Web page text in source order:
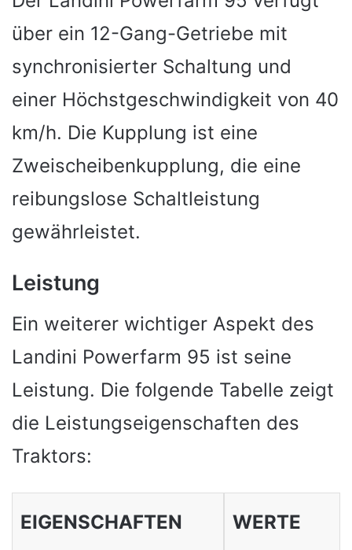
über ein 12-Gang-Getriebe mit
synchronisierter Schaltung und
einer Höchstgeschwindigkeit von 40
km/h. Die Kupplung ist eine
Zweischeibenkupplung, die eine
reibungslose Schaltleistung
gewährleistet.
Leistung
Ein weiterer wichtiger Aspekt des
Landini Powerfarm 95 ist seine
Leistung. Die folgende Tabelle zeigt
die Leistungseigenschaften des
Traktors:
EIGENSCHAFTEN WERTE